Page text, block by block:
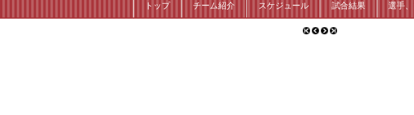
トップ チーム紹介 スケジュール 試合結果 選手